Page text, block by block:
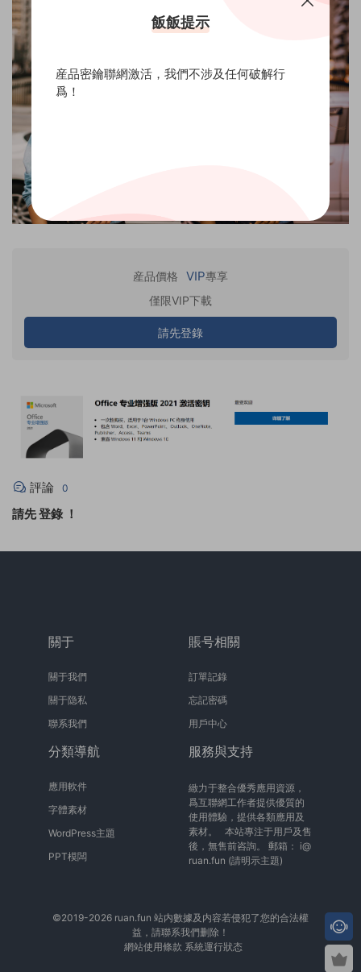
産品價格 VIP專享
僅限VIP下載
請先登錄
評論 0
請先登錄 ！
關于
關于我們
關于隐私
聯系我們
賬号相關
訂單記錄
忘記密碼
用戶中心
分類導航
應用軟件
字體素材
WordPress主題
PPT模闆
服務與支持
緻力于整合優秀應用資源，
爲互聯網工作者提供優質的
使用體驗，提供各類應用及
素材。 本站專注于用戶及售
後，無售前咨詢。 郵箱： i@
ruan.fun (請明示主題)
©2019-2026 ruan.fun 站内數據及内容若侵犯了您的合法權
益，請聯系我們删除！
網站使用條款 系統運行狀态
飯飯提示
産品密鑰聯網激活，我們不涉及任何破解行
爲！